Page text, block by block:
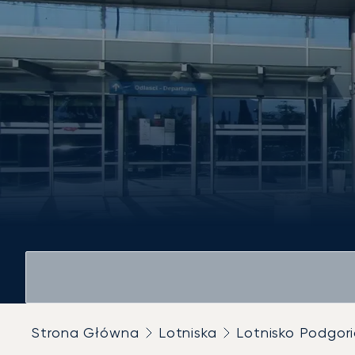
Strona Główna Lotniska Lotnisko